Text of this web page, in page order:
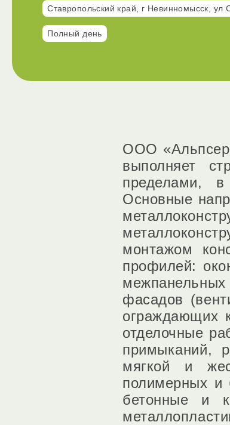
Ставропольский край, г Невинномысск, ул
Полный день
ООО
выполняет
пределами,
Основные
монтажом
профилей:
фасадов
ограждающих
отделочные
примыканий,
мягкой и
полимерных и
бетонные и